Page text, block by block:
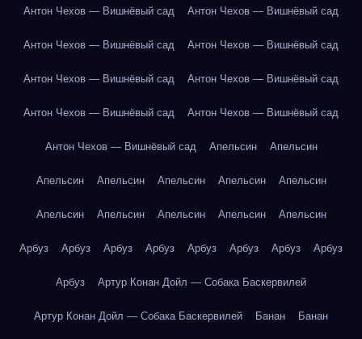
Антон Чехов — Вишнёвый сад Антон Чехов — Вишнёвый сад
Антон Чехов — Вишнёвый сад Антон Чехов — Вишнёвый сад
Антон Чехов — Вишнёвый сад Антон Чехов — Вишнёвый сад
Антон Чехов — Вишнёвый сад Антон Чехов — Вишнёвый сад
Антон Чехов — Вишнёвый сад Апельсин Апельсин
Апельсин Апельсин Апельсин Апельсин Апельсин
Апельсин Апельсин Апельсин Апельсин Апельсин
Арбуз Арбуз Арбуз Арбуз Арбуз Арбуз Арбуз Арбуз
Арбуз Артур Конан Дойл — Собака Баскервилей
Артур Конан Дойл — Собака Баскервилей Банан Банан